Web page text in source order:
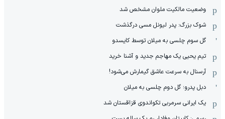
وضعیت مالکیت ملوان مشخص شد
شوک بزرگ: پدر لیونل مسی درگذشت
گل سوم چلسی به میلان توسط کایسدو
تیم یحیی یک مهاجم جدید و آشنا خرید
آرسنال به سرعت عاشق گیمارش می‌شود!
دبل پدرو؛ گل دوم چلسی به میلان
یک ایرانی سرمربی تکواندوی قزاقستان شد